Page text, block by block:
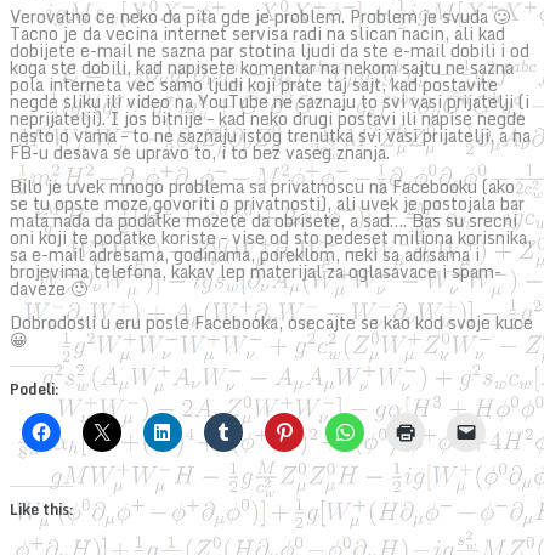
Verovatno ce neko da pita gde je problem. Problem je svuda 🙂
Tacno je da vecina internet servisa radi na slican nacin, ali kad
dobijete e-mail ne sazna par stotina ljudi da ste e-mail dobili i od
koga ste dobili, kad napisete komentar na nekom sajtu ne sazna
pola interneta vec samo ljudi koji prate taj sajt, kad postavite
negde sliku ili video na YouTube ne saznaju to svi vasi prijatelji (i
neprijatelji). I jos bitnije – kad neko drugi postavi ili napise negde
nesto o vama – to ne saznaju istog trenutka svi vasi prijatelji, a na
FB-u desava se upravo to, i to bez vaseg znanja.
Bilo je uvek mnogo problema sa privatnoscu na Facebooku (ako
se tu opste moze govoriti o privatnosti), ali uvek je postojala bar
mala nada da podatke mozete da obrisete, a sad…. Bas su srecni
oni koji te podatke koriste – vise od sto pedeset miliona korisnika,
sa e-mail adresama, godinama, poreklom, neki sa adrsama i
brojevima telefona, kakav lep materijal za oglasavace i spam-
daveze 🙂
Dobrodosli u eru posle Facebooka, osecajte se kao kod svoje kuce
😀
Podeli:
Like this: